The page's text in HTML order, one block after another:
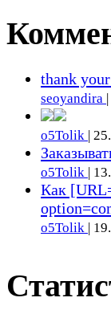
thank
seoyandira
o5Tolik |
o5Tolik |
Как
o5Tolik |